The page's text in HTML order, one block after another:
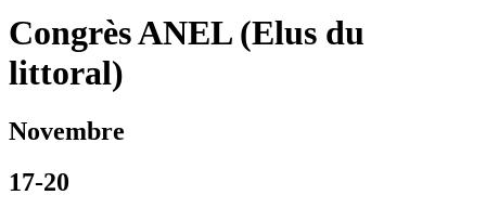
Congrès ANEL (Elus du
littoral)
Novembre
17-20